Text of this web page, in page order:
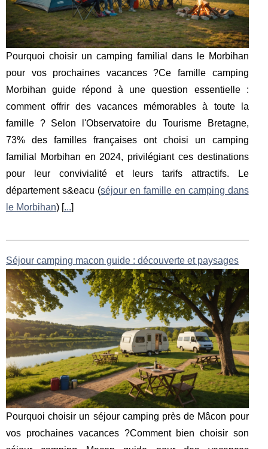
Pourquoi choisir un camping familial dans le Morbihan
pour vos prochaines vacances ?Ce famille camping
Morbihan guide répond à une question essentielle :
comment offrir des vacances mémorables à toute la
famille ? Selon l'Observatoire du Tourisme Bretagne,
73% des familles françaises ont choisi un camping
familial Morbihan en 2024, privilégiant ces destinations
pour leur convivialité et leurs tarifs attractifs. Le
département s&eacu (séjour en famille en camping dans
le Morbihan) [...]
Séjour camping macon guide : découverte et paysages
Pourquoi choisir un séjour camping près de Mâcon pour
vos prochaines vacances ?Comment bien choisir son